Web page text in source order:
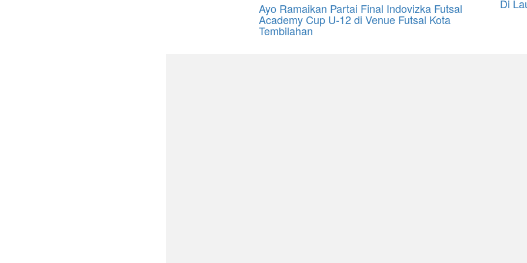
Ayo Ramaikan Partai Final Indovizka Futsal
Academy Cup U-12 di Venue Futsal Kota
Tembilahan
Di